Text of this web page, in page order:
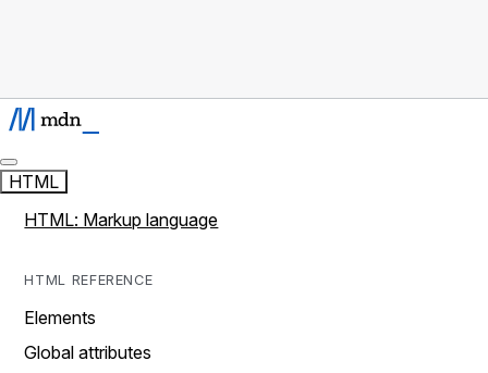
HTML
HTML: Markup language
HTML REFERENCE
Elements
Global attributes